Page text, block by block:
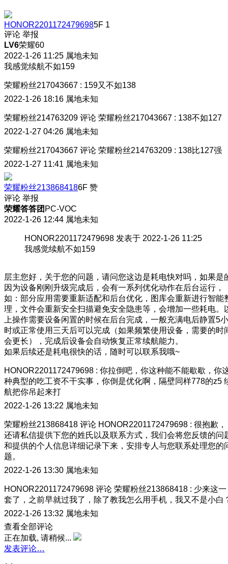
HONOR22011724796985F 1
评论 举报
LV6荣耀60
2022-1-26 11:25 属地未知
我感觉续航不如159
荣耀粉丝217043667 : 159又不如138
2022-1-26 18:16 属地未知
荣耀粉丝214763209 评论 荣耀粉丝217043667 : 138不如127
2022-1-27 04:26 属地未知
荣耀粉丝217043667 评论 荣耀粉丝214763209 : 138比127强
2022-1-27 11:41 属地未知
荣耀粉丝2138684186F 赞
评论 举报
荣耀答答团 PC-VOC
2022-1-26 12:44 属地未知
HONOR2201172479698 发表于 2022-1-26 11:25
我感觉续航不如159
层主您好，关于您的问题，请问您这边是耗电快对吗，如果是
因为设备刚刚升级完成后，会有一系列优化动作在后台运行，
如：部分应用需要重新适配和后台优化，图库会重新进行智能
理，文件会重新安全扫描避免安全隐患等，会增加一些耗电。
上操作需要设备闲置的时候在后台完成，一般充满电后静置5小
时或正常使用三天后可以完成（如果频繁使用设备，需要的时
会更长），完成后设备会自动恢复正常续航能力。
如果后续还是耗电很快的话，随时可以联系我哦~
HONOR2201172479698 : 你拉倒吧，你这种能不能歇歇，你
种典型的吃工资不干实事，你倒是优化啊，隔壁同样778的z5
航把你吊起来打
2022-1-26 13:22 属地未知
荣耀粉丝213868418 评论 HONOR2201172479698 : 很抱歉，
还请私信提供下您的姓氏以及联系方式，我们会将您反馈的问
和提供的个人信息详细记录下来，安排专人与您联系处理您的
题。
2022-1-26 13:30 属地未知
HONOR2201172479698 评论 荣耀粉丝213868418 : 少来这一
套了，之前早就过我了，除了教我怎么用手机，我又不是小白
2022-1-26 13:32 属地未知
查看全部评论
正在加载, 请稍候...
发表评论…